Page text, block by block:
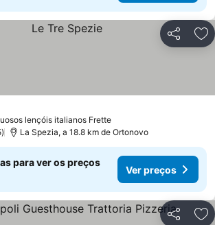
Partilhar
lençóis italianos Frette
La Spezia, a 18.8 km de Ortonovo
para ver os preços
Ver preços
Partilhar